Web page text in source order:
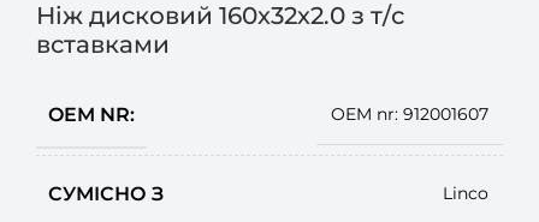
Ніж дисковий 160х32х2.0 з т/с
вставками
OEM NR: OEM nr: 912001607
СУМІСНО З Linco